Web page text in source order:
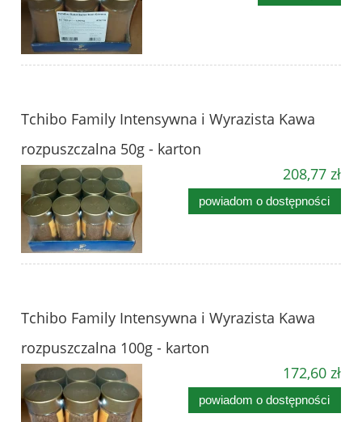
Tchibo Family Intensywna i Wyrazista Kawa
rozpuszczalna 50g - karton
208,77 zł
powiadom o dostępności
Tchibo Family Intensywna i Wyrazista Kawa
rozpuszczalna 100g - karton
172,60 zł
powiadom o dostępności